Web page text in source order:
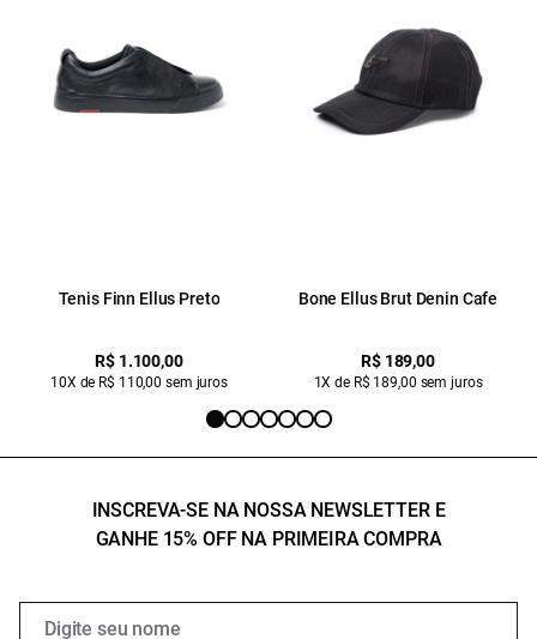
Tenis Finn Ellus Preto
R$ 1.100,00
10X de R$ 110,00 sem juros
Bone Ellus Brut Denin Cafe
R$ 189,00
1X de R$ 189,00 sem juros
INSCREVA-SE NA NOSSA NEWSLETTER E
GANHE 15% OFF NA PRIMEIRA COMPRA